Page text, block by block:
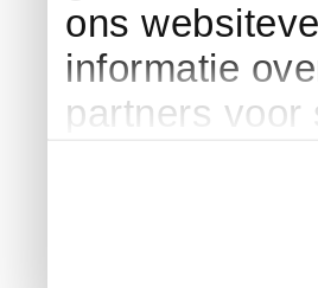
ons
informatie
partners voor